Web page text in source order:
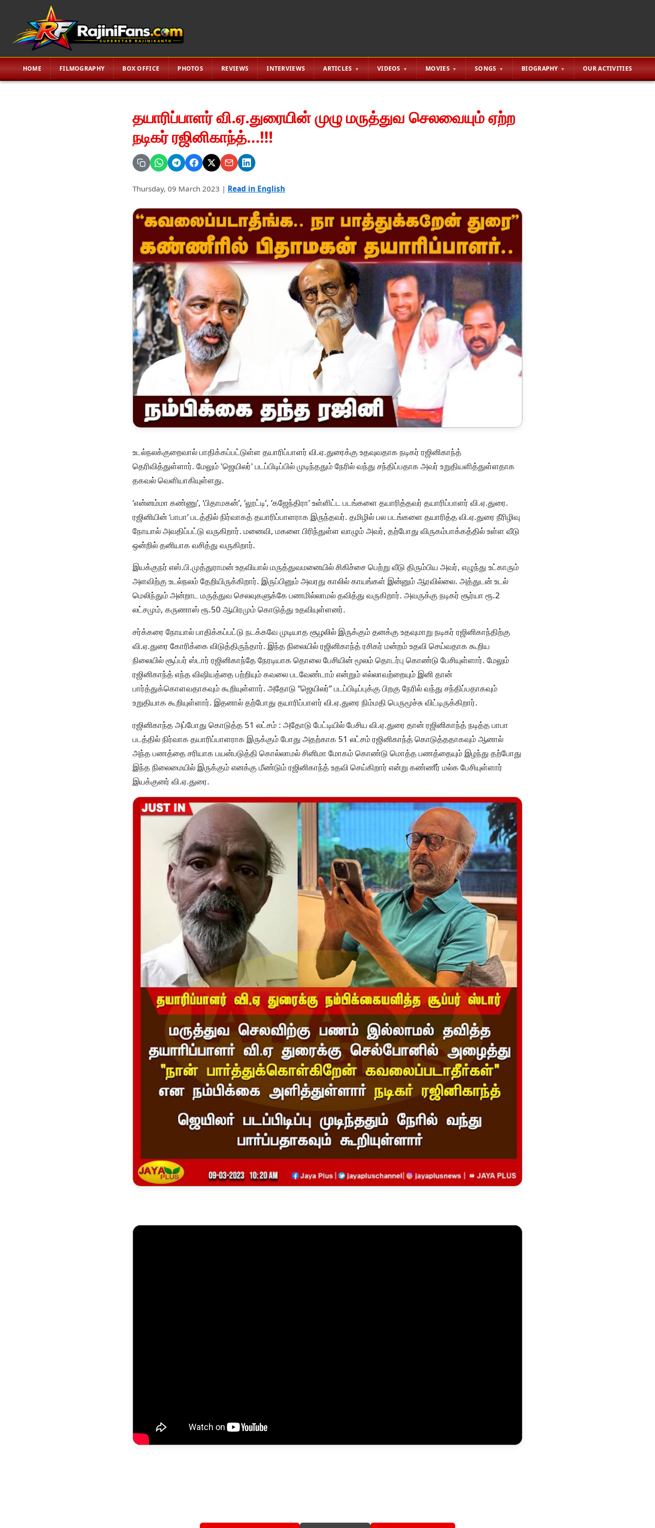
HOME FILMOGRAPHY BOX OFFICE PHOTOS REVIEWS INTERVIEWS ARTICLES VIDEOS MOVIES SONGS BIOGRAPHY OUR ACTIVITIES
​தயாரிப்பாளர் வி.ஏ.துரையின் முழு மருத்துவ செலவையும் ஏற்ற
நடிகர் ரஜினிகாந்த்…!!!
Thursday, 09 March 2023 | Read in English
உடல்நலக்குறைவால் பாதிக்கப்பட்டுள்ள தயாரிப்பாளர் வி.ஏ.துரைக்கு உதவுவதாக நடிகர் ரஜினிகாந்த்
தெரிவித்துள்ளார். மேலும் 'ஜெயிலர்' படப்பிடிப்பில் முடிந்ததும் நேரில் வந்து சந்திப்பதாக அவர் உறுதியளித்துள்ளதாக
தகவல் வெளியாகியுள்ளது.
‘என்னம்மா கண்ணு’, ‘பிதாமகன்’, ‘லூட்டி’, ‘கஜேந்திரா’ உள்ளிட்ட படங்களை தயாரித்தவர் தயாரிப்பாளர் வி.ஏ.துரை.
ரஜினியின் ‘பாபா’ படத்தில் நிர்வாகத் தயாரிப்பாளராக இருந்தவர். தமிழில் பல படங்களை தயாரித்த வி.ஏ.துரை நீரிழிவு
நோயால் அவதிப்பட்டு வருகிறார். மனைவி, மகளை பிரிந்துள்ள வாழும் அவர், தற்போது விருகம்பாக்கத்தில் உள்ள வீடு
ஒன்றில் தனியாக வசித்து வருகிறார்.
இயக்குநர் எஸ்.பி.முத்துராமன் உதவியால் மருத்துவமனையில் சிகிச்சை பெற்று வீடு திரும்பிய அவர், எழுந்து உட்காரும்
அளவிற்கு உடல்நலம் தேறியிருக்கிறார். இருப்பினும் அவரது காலில் காயங்கள் இன்னும் ஆரவில்லை. அத்துடன் உடல்
மெலிந்தும் அன்றாட மருத்துவ செலவுகளுக்கே பணமில்லாமல் தவித்து வருகிறார். அவருக்கு நடிகர் சூர்யா ரூ.2
லட்சமும், கருணாஸ் ரூ.50 ஆயிரமும் கொடுத்து உதவியுள்ளனர்.
சர்க்கரை நோயால் பாதிக்கப்பட்டு நடக்கவே முடியாத சூழலில் இருக்கும் தனக்கு உதவுமாறு நடிகர் ரஜினிகாந்திற்கு
வி.ஏ.துரை கோரிக்கை விடுத்திருந்தார். இந்த நிலையில் ரஜினிகாந்த் ரசிகர் மன்றம் உதவி செய்வதாக கூறிய
நிலையில் சூப்பர் ஸ்டார் ரஜினிகாந்தே நேரடியாக தொலை பேசியின் மூலம் தொடர்பு கொண்டு பேசியுள்ளார். மேலும்
ரஜினிகாந்த் எந்த விஷியத்தை பற்றியும் கவலை படவேண்டாம் என்றும் எல்லாவற்றையும் இனி தான்
பார்த்துக்கொளவதாகவும் கூறியுள்ளார். அதோடு “ஜெயிலர்” படப்பிடிப்புக்கு பிறகு நேரில் வந்து சந்திப்பதாகவும்
உறுதியாக கூறியுள்ளார். இதனால் தற்போது தயாரிப்பாளர் வி.ஏ.துரை நிம்மதி பெருமூச்சு விட்டிருக்கிறார்.
ரஜினிகாந்த அப்போது கொடுத்த 51 லட்சம் : அதோடு பேட்டியில் பேசிய வி.ஏ.துரை தான் ரஜினிகாந்த் நடித்த பாபா
படத்தில் நிர்வாக தயாரிப்பாளராக இருக்கும் போது அதற்காக 51 லட்சம் ரஜினிகாந்த் கொடுத்ததாகவும் ஆனால்
அந்த பணத்தை சரியாக பயன்படுத்தி கொல்லாமல் சினிமா மோகம் கொண்டு மொத்த பணத்தையும் இழந்து தற்போது
இந்த நிலைமையில் இருக்கும் எனக்கு மீண்டும் ரஜினிகாந்த் உதவி செய்கிறார் என்று கண்ணீர் மல்க பேசியுள்ளார்
இயக்குனர் வி.ஏ.துரை.